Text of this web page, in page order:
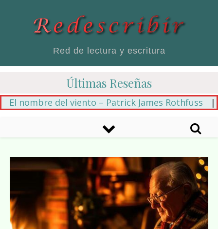
Red de lectura y escritura
Últimas Reseñas
El nombre del viento – Patrick James Rothfuss |